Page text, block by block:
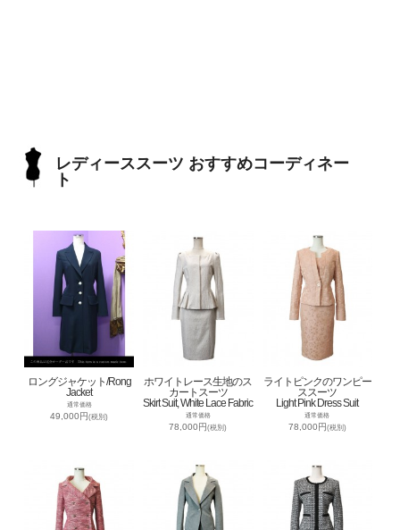
レディーススーツ おすすめコーディネー
ト
ロングジャケット/Rong
Jacket
通常価格
49,000円(税別)
ホワイトレース生地のス
カートスーツ
Skirt Suit, White Lace Fabric
通常価格
78,000円(税別)
ライトピンクのワンピー
ススーツ
Light Pink Dress Suit
通常価格
78,000円(税別)